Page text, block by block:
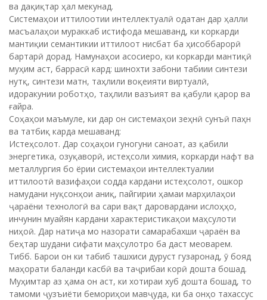
ва дақиқтар ҳал мекунад.
Системаҳои иттилоотии интеллектуалӣ одатан дар ҳалли
масъалаҳои мураккаб истифода мешаванд, ки коркарди
мантиқии семантикии иттилоот нисбат ба ҳисоббарорӣ
бартарӣ дорад. Намунаҳои асосиеро, ки коркарди мантиқӣ
муҳим аст, баррасӣ кард: шинохти забони табиии синтези
нутқ, синтези матн, таҳлили воқеияти виртуалӣ,
идоракунии роботҳо, таҳлили вазъият ва қабули қарор ва
ғайра.
Соҳаҳои маъмуле, ки дар он системаҳои зеҳнӣ сунъӣ паҳн
ва татбиқ карда мешаванд:
Истеҳсолот. Дар соҳаҳои гуногуни саноат, аз қабили
энергетика, озуқаворӣ, истеҳсоли химия, коркарди нафт ва
металлургия бо ёрии системаҳои интеллектуалии
иттилоотӣ вазифаҳои содда кардани истеҳсолот, ошкор
намудани нуқсонҳои аниқ, пайгирии ҳамаи марҳилаҳои
ҷараёни технологӣ ва сари вақт даровардани ислоҳҳо,
инчунин муайян кардани характеристикаҳои маҳсулоти
ниҳоӣ. Дар натиҷа мо назорати самарабахши ҷараён ва
беҳтар шудани сифати маҳсулотро ба даст меоварем.
Тибб. Барои он ки табиб ташхиси дуруст гузаронад, ӯ бояд
маҳорати баланди касбӣ ва таҷрибаи корӣ дошта бошад.
Муҳимтар аз ҳама он аст, ки хотираи хуб дошта бошад, то
тамоми ҷузъиёти бемориҳои мавҷуда, ки ба онҳо тахассус